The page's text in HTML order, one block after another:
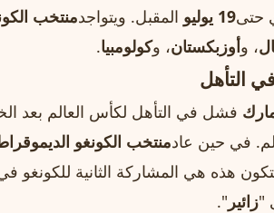
حتى19 يوليو المقبل. ويتواجدمنتخب
، وأوزبكستان، وكولومبيا.
التأهل
فشل في التأهل لكأس العالم بعد
في حين عادمنتخب الكونغو
"زائير ".